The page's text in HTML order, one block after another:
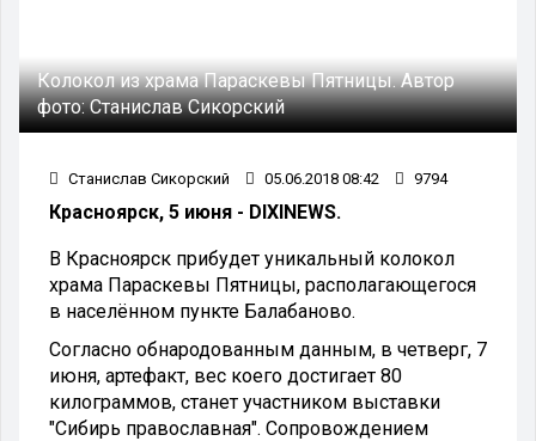
Колокол из храма Параскевы Пятницы.Автор
фото:Станислав Сикорский
Станислав Сикорский 05.06.2018 08:42 9794
Красноярск, 5 июня - DIXINEWS.
В Красноярск прибудет уникальный колокол
храма Параскевы Пятницы, располагающегося
в населённом пункте Балабаново.
Согласно обнародованным данным, в четверг, 7
июня, артефакт, вес коего достигает 80
килограммов, станет участником выставки
"Сибирь православная". Сопровождением